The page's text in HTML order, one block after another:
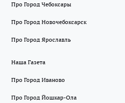
Про Город Чебоксары
Про Город Новочебоксарск
Про Город Ярославль
Наша Газета
Про Город Иваново
Про Город Йошкар-Ола